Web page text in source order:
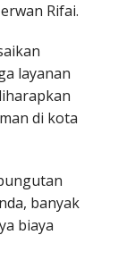
Rifai.
layanan
di kota
banyak
biaya